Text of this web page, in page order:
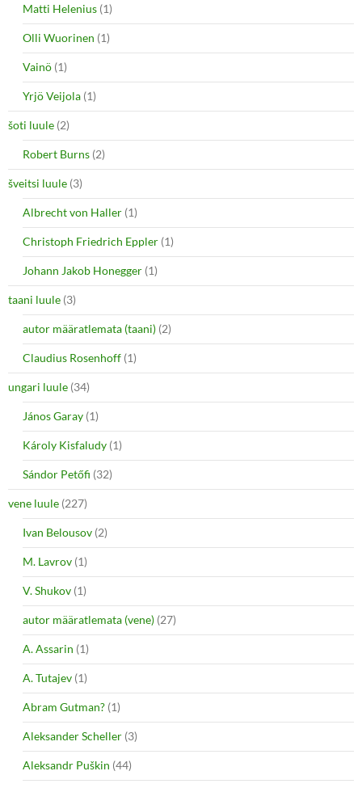
Matti Helenius (1)
Olli Wuorinen (1)
Vainö (1)
Yrjö Veijola (1)
šoti luule (2)
Robert Burns (2)
šveitsi luule (3)
Albrecht von Haller (1)
Christoph Friedrich Eppler (1)
Johann Jakob Honegger (1)
taani luule (3)
autor määratlemata (taani) (2)
Claudius Rosenhoff (1)
ungari luule (34)
János Garay (1)
Károly Kisfaludy (1)
Sándor Petőfi (32)
vene luule (227)
Ivan Belousov (2)
M. Lavrov (1)
V. Shukov (1)
autor määratlemata (vene) (27)
A. Assarin (1)
A. Tutajev (1)
Abram Gutman? (1)
Aleksander Scheller (3)
Aleksandr Puškin (44)